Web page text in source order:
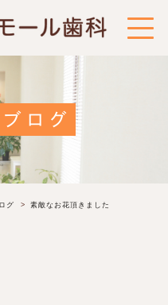
ログ
グ 素敵なお花頂きました